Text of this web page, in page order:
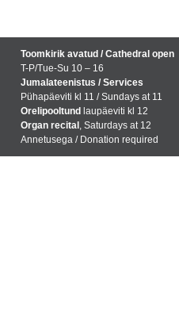
Toomkirik avatud / Cathedral open
T-P/Tue-Su 10 – 16
Jumalateenistus / Services
Pühapäeviti kl 11 / Sundays at 11
Orelipooltund laupäeviti kl 12
Organ recital , Saturdays at 12
Annetusega / Donation required